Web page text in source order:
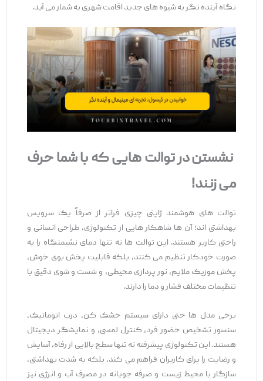
نگاه آینده ‌نگر به شیوه ‌های جدید اقامت شهری به شمار می ‌آید.
نشستن در توالت ‌هایی که با شما حرف
می ‌زنند!
توالت‌ های هوشمند ژاپنی چیزی فراتر از صرفاً یک سرویس
بهداشتی ‌اند؛ آن ‌ها شاهکار هایی از تکنولوژی، طراحی انسانی و
راحتی کاربر هستند. این توالت ‌ها نه ‌تنها دمای نشیمنگاه را به‌
صورت خودکار تنظیم می ‌کنند، بلکه قابلیت پخش بوی خوش،
پخش موزیک ملایم، نور پردازی محیطی، و شست ‌و شوی دقیق با
تنظیمات مختلف فشار و دما را دارند.
برخی مدل‌ ها حتی دارای سیستم خشک‌ کن، درب اتوماتیک،
سنسور تشخیص حضور فرد، کنترل لمسی، و نمایشگر دیجیتال
هستند. این تکنولوژی پیشرفته نه تنها سطح بالایی از رفاه، آسایش
و رضایت را برای کاربران فراهم می‌ کند، بلکه به‌ شدت بهداشتی،
سازگار با محیط زیست و صرفه‌ جویانه در مصرف آب و انرژی نیز